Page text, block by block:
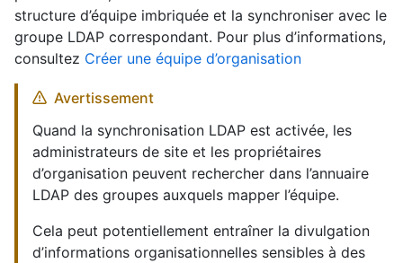
structure d’équipe imbriquée et la synchroniser avec le
groupe LDAP correspondant. Pour plus d’informations,
consultez Créer une équipe d’organisation
Avertissement
Quand la synchronisation LDAP est activée, les
administrateurs de site et les propriétaires
d’organisation peuvent rechercher dans l’annuaire
LDAP des groupes auxquels mapper l’équipe.
Cela peut potentiellement entraîner la divulgation
d’informations organisationnelles sensibles à des